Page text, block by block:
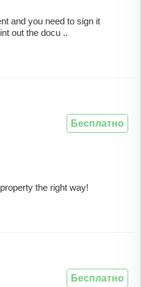
and you need to sign it
out the docu ..
the right way!
Бесплатно
Бесплатно